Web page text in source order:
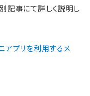
記事にて詳しく説明し
アプリを利用するメ